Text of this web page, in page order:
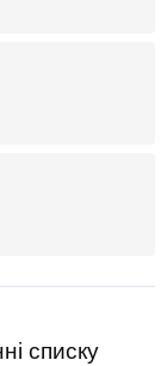
списку